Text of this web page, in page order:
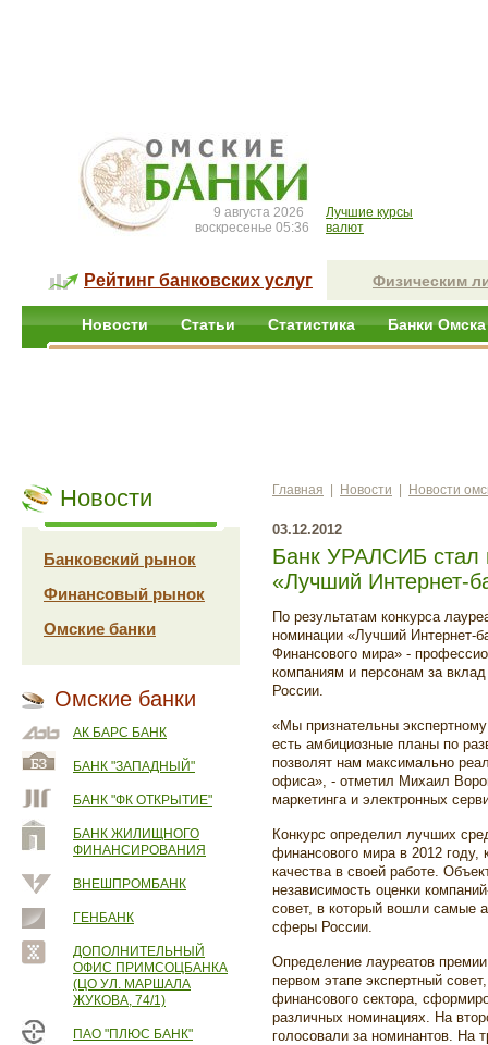
9 августа 2026
воскресенье 05:36
Лучшие курсы
валют
Рейтинг банковских услуг Физическим
Новости Статьи Статистика Банки Омска
Новости
Банковский рынок
Финансовый рынок
Омские банки
Омские банки
АК БАРС БАНК
БАНК "ЗАПАДНЫЙ"
БАНК "ФК ОТКРЫТИЕ"
БАНК ЖИЛИЩНОГО
ФИНАНСИРОВАНИЯ
ВНЕШПРОМБАНК
ГЕНБАНК
ДОПОЛНИТЕЛЬНЫЙ
ОФИС ПРИМСОЦБАНКА
(ЦО УЛ. МАРШАЛА
ЖУКОВА, 74/1)
ПАО "ПЛЮС БАНК"
Главная Новости Новости
03.12.2012
Банк УРАЛСИБ стал
«Лучший Интернет-
По результатам конкурса
номинации «Лучший Интернет-
Финансового мира» -
компаниям и персонам за
России.
«Мы признательны
есть амбициозные планы по
позволят нам максимально
офиса», - отметил Михаил
маркетинга и электронных
Конкурс определил лучших
финансового мира в 2012 году,
качества в своей работе.
независимость оценки
совет, в который вошли самые
сферы России.
Определение лауреатов
первом этапе экспертный
финансового сектора,
различных номинациях. На
голосовали за номинантов. На